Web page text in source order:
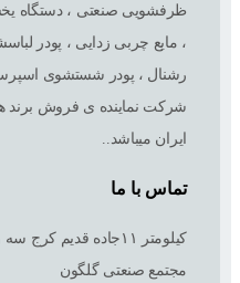
ظرفشویی صنعتی ، دستگاه
، مایع چربی زدایی ، پودر
رشنال ، پودر شستشوی
شرکت نماینده ی فروش برند
ایران میباشد..
تماس با ما
کیلومتر ١١جاده قدیم
مجتمع صنعتی گلگون